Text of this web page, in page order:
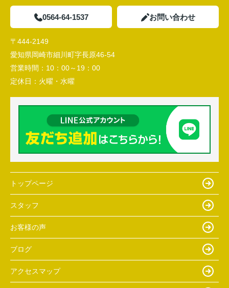
0564-64-1537 お問い合わせ
〒444-2149
愛知県岡崎市細川町字長原46-54
営業時間： 10：00～19：00
定休日： 火曜・水曜
トップページ
スタッフ
お客様の声
ブログ
アクセスマップ